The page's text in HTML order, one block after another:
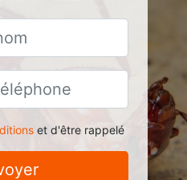
et d'être rappelé